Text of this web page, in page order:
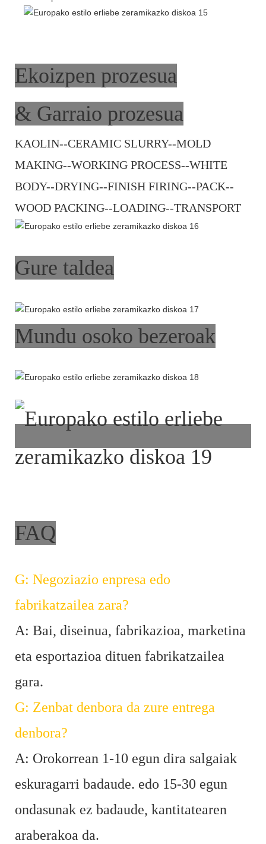
Ekoizpen prozesua
& Garraio prozesua
KAOLIN--CERAMIC SLURRY--MOLD
MAKING--WORKING PROCESS--WHITE
BODY--DRYING--FINISH FIRING--PACK--
WOOD PACKING--LOADING--TRANSPORT
Gure taldea
Mundu osoko bezeroak
FAQ
G: Negoziazio enpresa edo
fabrikatzailea zara?
A: Bai, diseinua, fabrikazioa, marketina
eta esportazioa dituen fabrikatzailea
gara.
G: Zenbat denbora da zure entrega
denbora?
A: Orokorrean 1-10 egun dira salgaiak
eskuragarri badaude. edo 15-30 egun
ondasunak ez badaude, kantitatearen
araberakoa da.